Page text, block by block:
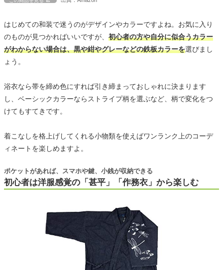
はじめての和装で迷うのがデザインやカラーですよね。お気に入り
のものが見つかればいいですが、 初心者の方や自分に似合うカラー
がわからない場合は、黒や紺やグレーなどの鉄板カラーを選びまし
ょう。
浴衣なら帯を締め色にすれば引き締まっておしゃれに決まります
し、ベーシックカラーならストライプ柄を選ぶなど、柄で変化をつ
けてもすてきです。
着こなしを格上げしてくれる小物類を使えばワンランク上のコーデ
ィネートを楽しめますよ。
初心者は洋服感覚の「甚平」「作務衣」から楽しむ
ポケットがあれば、スマホや鍵、小銭が収納できる